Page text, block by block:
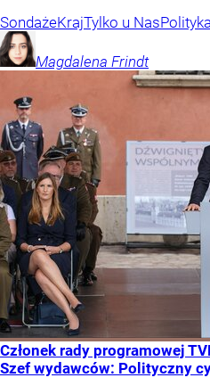
SondażeKrajTylko u NasPolityka
Magdalena Frindt
Członek rady programowej
Szef wydawców: Polityczny